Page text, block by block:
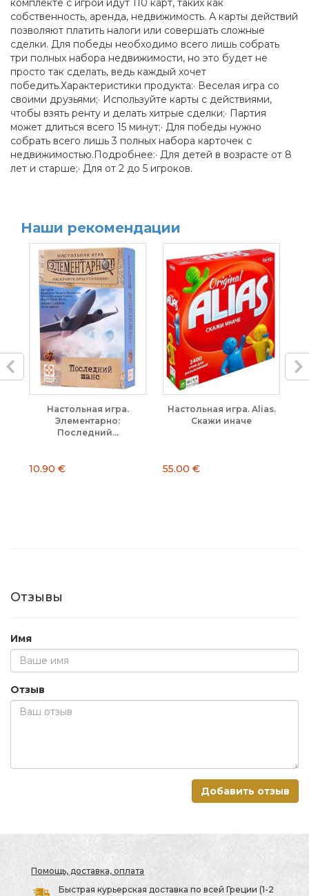
комплекте с игрой идут 110 карт, таких как
собственность, аренда, недвижимость. А карты действий
позволяют платить налоги или совершать сложные
сделки. Для победы необходимо всего лишь собрать
три полных набора недвижимости, но это будет не
просто так сделать, ведь каждый хочет
победить.Характеристики продукта:· Веселая игра со
своими друзьями;· Используйте карты с действиями,
чтобы взять ренту и делать хитрые сделки;· Партия
может длиться всего 15 минут;· Для победы нужно
собрать всего лишь 3 полных набора карточек с
недвижимостью.Подробнее:· Для детей в возрасте от 8
лет и старше;· Для от 2 до 5 игроков.
Наши рекомендации
Настольная игра.
Элементарно:
Последний...
10.90 €
Настольная игра. Alias.
Скажи иначе
55.00 €
Отзывы
Имя
Отзыв
Добавить отзыв
Помощь, доставка, оплата
Быстрая курьерская доставка по всей Греции (1-2